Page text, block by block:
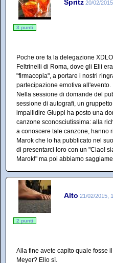
Spritz 20/02/
3 punti
Poche ore fa la delegazione
Feltrinelli di Roma, dove gli Elii
"firmacopia", a portare i nostri
partecipazione emotiva all'evento.
Nella sessione di domande del
sessione di autografi, un
impallidire Giuppi ha posto una
canzone sconosciutissima: alla
a conoscere tale canzone, hanno
Marok che lo ha pubblicato nel
di presentarci loro con un "Ciao!
Marok!" ma poi abbiamo
Alto 21/02/2015,
2 punti
Alla fine avete capito quale fosse
Meyer? Elio sì.